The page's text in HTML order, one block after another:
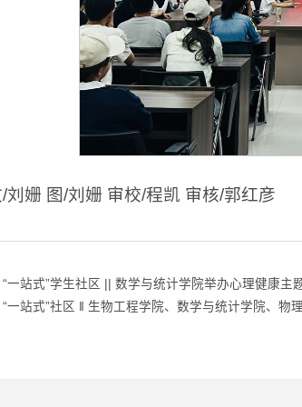
/刘姗 图/刘姗 审校/程凯 审核/郭红彦
“一站式”学生社区 || 数学与统计学院举办心理健康主
一站式”社区 ‖ 生物工程学院、数学与统计学院、